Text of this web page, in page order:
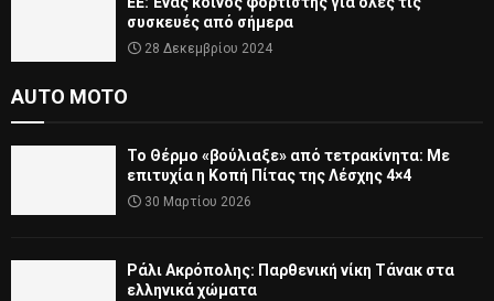
συσκευές από σήμερα
28 Δεκεμβρίου 2024
AUTO MOTO
Το Θέρμο «βούλιαξε» από τετρακίνητα: Με
επιτυχία η Κοπή Πίτας της Λέσχης 4×4
30 Μαρτίου 2026
Ράλι Ακρόπολης: Παρθενική νίκη Τάνακ στα
ελληνικά χώματα